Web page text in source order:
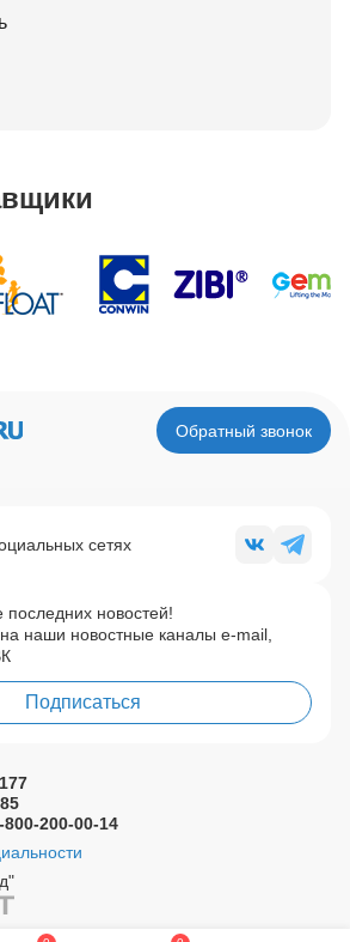
Обратный звонок
последних новостей!
наши новостные каналы e-mail,
Подписаться
сетях
800-200-00-14